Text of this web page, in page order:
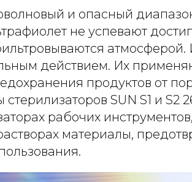
и опасный
не успевают
действием. Их
продуктов от
SUN S1 и S2
рабочих
материалы,